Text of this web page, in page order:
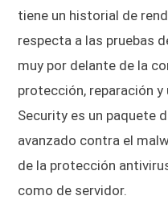
tiene un historial de
respecta a las pruebas
muy por delante de la
protección, reparación y
Security es un paquete
avanzado contra el
de la protección
como de servidor.